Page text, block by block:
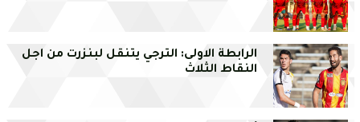
الرابطة الاولى: الترجي يتنقل لبنزرت من اجل
النقاط الثلاث